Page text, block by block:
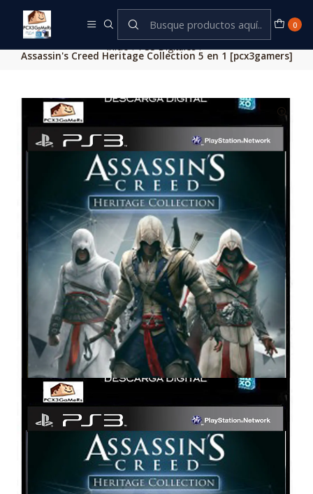
0
Inicio PS3 Digitales
Assassin's Creed Heritage Collection 5 en 1 [pcx3gamers]